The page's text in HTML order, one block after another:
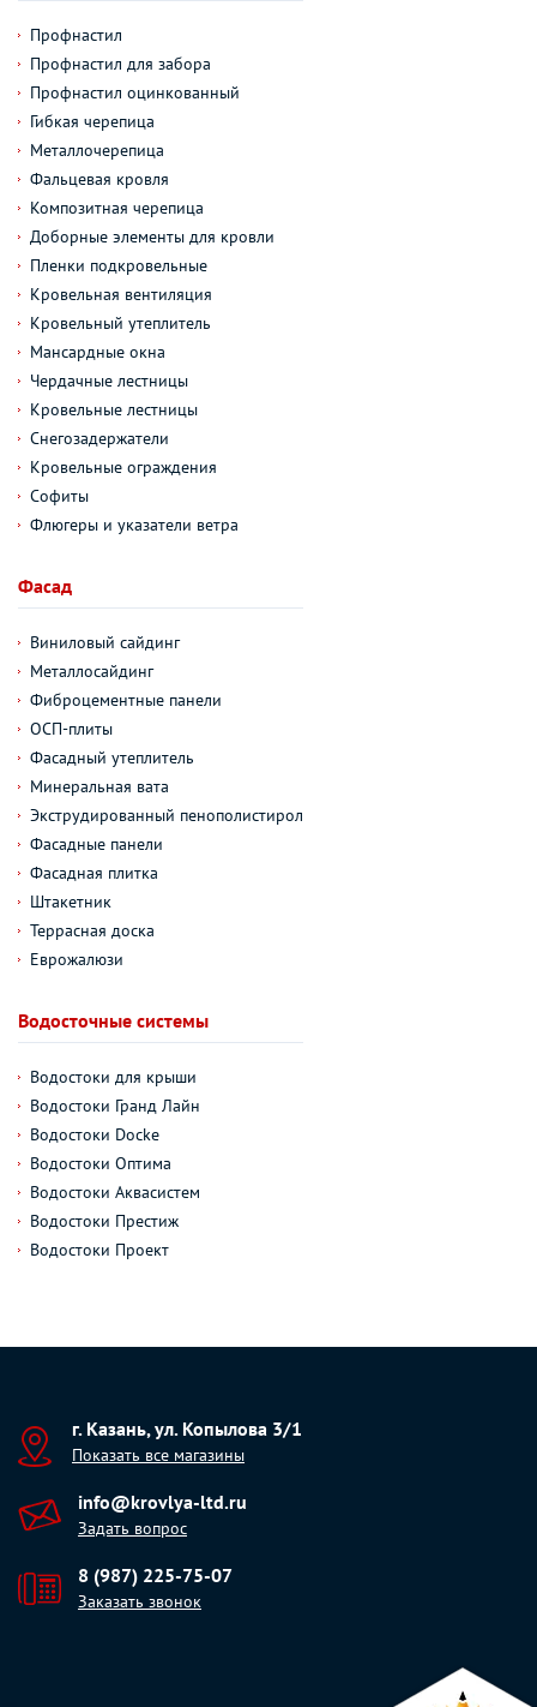
Профнастил
Профнастил для забора
Профнастил оцинкованный
Гибкая черепица
Металлочерепица
Фальцевая кровля
Композитная черепица
Доборные элементы для кровли
Пленки подкровельные
Кровельная вентиляция
Кровельный утеплитель
Мансардные окна
Чердачные лестницы
Кровельные лестницы
Снегозадержатели
Кровельные ограждения
Софиты
Флюгеры и указатели ветра
Фасад
Виниловый сайдинг
Металлосайдинг
Фиброцементные панели
ОСП-плиты
Фасадный утеплитель
Минеральная вата
Экструдированный пенополистирол
Фасадные панели
Фасадная плитка
Штакетник
Террасная доска
Еврожалюзи
Водосточные системы
Водостоки для крыши
Водостоки Гранд Лайн
Водостоки Docke
Водостоки Оптима
Водостоки Аквасистем
Водостоки Престиж
Водостоки Проект
г. Казань, ул. Копылова 3/1
Показать все магазины
info@krovlya-ltd.ru
Задать вопрос
8 (987) 225-75-07
Заказать звонок